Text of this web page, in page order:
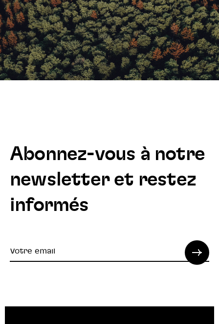
Abonnez-vous à notre
newsletter et restez
informés
Votre